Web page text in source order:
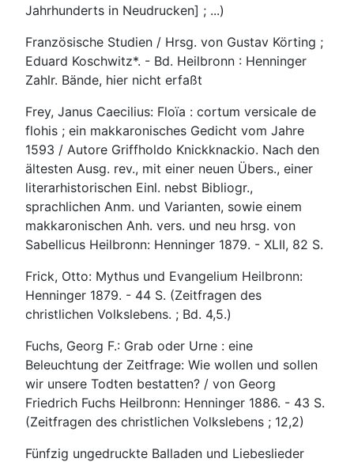
Jahrhunderts in Neudrucken] ; ...)
Französische Studien / Hrsg. von Gustav Körting ;
Eduard Koschwitz*. - Bd. Heilbronn : Henninger
Zahlr. Bände, hier nicht erfaßt
Frey, Janus Caecilius: Floïa : cortum versicale de
flohis ; ein makkaronisches Gedicht vom Jahre
1593 / Autore Griffholdo Knickknackio. Nach den
ältesten Ausg. rev., mit einer neuen Übers., einer
literarhistorischen Einl. nebst Bibliogr.,
sprachlichen Anm. und Varianten, sowie einem
makkaronischen Anh. vers. und neu hrsg. von
Sabellicus Heilbronn: Henninger 1879. - XLII, 82 S.
Frick, Otto: Mythus und Evangelium Heilbronn:
Henninger 1879. - 44 S. (Zeitfragen des
christlichen Volkslebens. ; Bd. 4,5.)
Fuchs, Georg F.: Grab oder Urne : eine
Beleuchtung der Zeitfrage: Wie wollen und sollen
wir unsere Todten bestatten? / von Georg
Friedrich Fuchs Heilbronn: Henninger 1886. - 43 S.
(Zeitfragen des christlichen Volkslebens ; 12,2)
Fünfzig ungedruckte Balladen und Liebeslieder